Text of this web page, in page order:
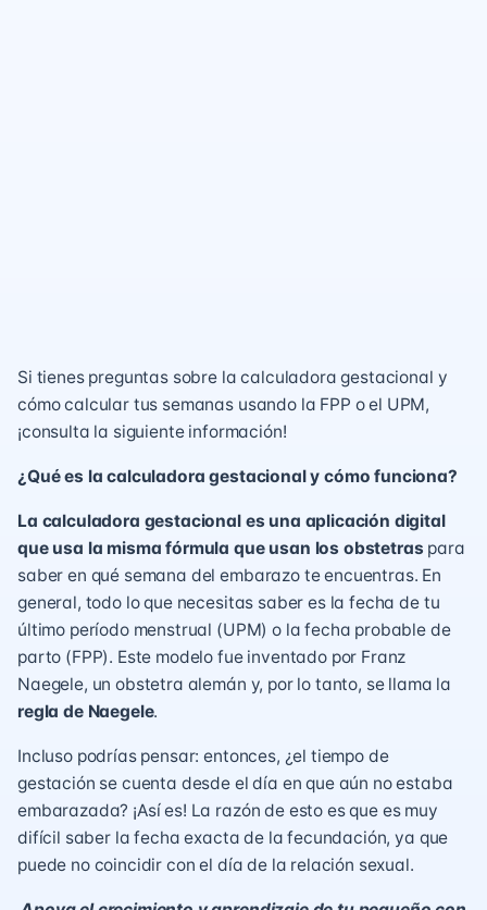
Si tienes preguntas sobre la calculadora gestacional y
cómo calcular tus semanas usando la FPP o el UPM,
¡consulta la siguiente información!
¿Qué es la calculadora gestacional y cómo funciona?
La calculadora gestacional es una aplicación digital
que usa la misma fórmula que usan los obstetras para
saber en qué semana del embarazo te encuentras. En
general, todo lo que necesitas saber es la fecha de tu
último período menstrual (UPM) o la fecha probable de
parto (FPP). Este modelo fue inventado por Franz
Naegele, un obstetra alemán y, por lo tanto, se llama la
regla de Naegele.
Incluso podrías pensar: entonces, ¿el tiempo de
gestación se cuenta desde el día en que aún no estaba
embarazada? ¡Así es! La razón de esto es que es muy
difícil saber la fecha exacta de la fecundación, ya que
puede no coincidir con el día de la relación sexual.